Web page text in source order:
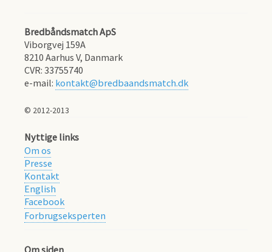
Bredbåndsmatch ApS
Viborgvej 159A
8210 Aarhus V, Danmark
CVR: 33755740
e-mail: kontakt@bredbaandsmatch.dk
© 2012-2013
Nyttige links
Om os
Presse
Kontakt
English
Facebook
Forbrugseksperten
Om siden